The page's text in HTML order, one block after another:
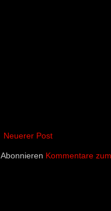
Neuerer Post
Abonnieren Kommentare